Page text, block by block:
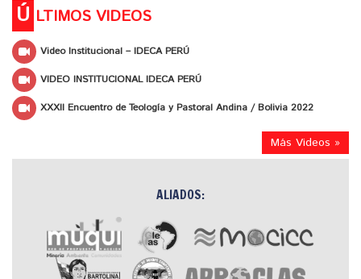
Ú LTIMOS VIDEOS
Video Institucional – IDECA PERÚ
VIDEO INSTITUCIONAL IDECA PERÚ
XXXII Encuentro de Teología y Pastoral Andina / Bolivia 2022
Más Videos »
ALIADOS: